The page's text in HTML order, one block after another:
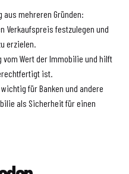
mehreren Gründen:
Verkaufspreis festzulegen und
erzielen.
vom Wert der Immobilie und hilft
ist.
für Banken und andere
als Sicherheit für einen